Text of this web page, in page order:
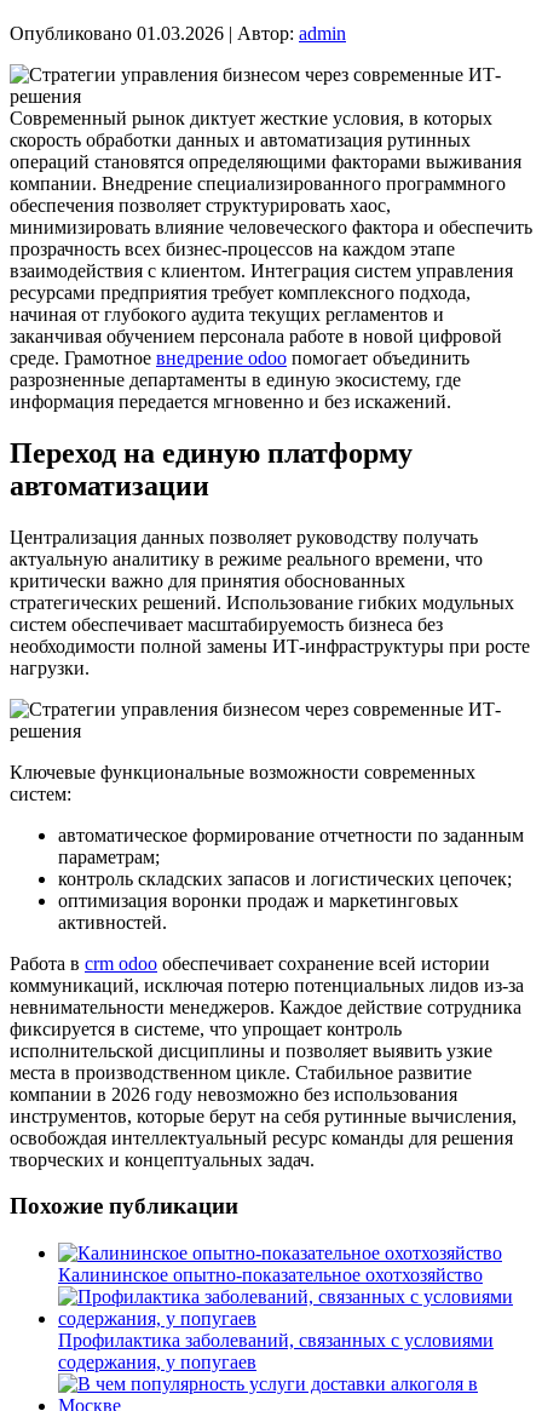
Опубликовано 01.03.2026 | Автор: admin
Современный рынок диктует жесткие условия, в которых
скорость обработки данных и автоматизация рутинных
операций становятся определяющими факторами выживания
компании. Внедрение специализированного программного
обеспечения позволяет структурировать хаос,
минимизировать влияние человеческого фактора и обеспечить
прозрачность всех бизнес-процессов на каждом этапе
взаимодействия с клиентом. Интеграция систем управления
ресурсами предприятия требует комплексного подхода,
начиная от глубокого аудита текущих регламентов и
заканчивая обучением персонала работе в новой цифровой
среде. Грамотное внедрение odoo помогает объединить
разрозненные департаменты в единую экосистему, где
информация передается мгновенно и без искажений.
Переход на единую платформу
автоматизации
Централизация данных позволяет руководству получать
актуальную аналитику в режиме реального времени, что
критически важно для принятия обоснованных
стратегических решений. Использование гибких модульных
систем обеспечивает масштабируемость бизнеса без
необходимости полной замены ИТ-инфраструктуры при росте
нагрузки.
Ключевые функциональные возможности современных
систем:
автоматическое формирование отчетности по заданным
параметрам;
контроль складских запасов и логистических цепочек;
оптимизация воронки продаж и маркетинговых
активностей.
Работа в crm odoo обеспечивает сохранение всей истории
коммуникаций, исключая потерю потенциальных лидов из-за
невнимательности менеджеров. Каждое действие сотрудника
фиксируется в системе, что упрощает контроль
исполнительской дисциплины и позволяет выявить узкие
места в производственном цикле. Стабильное развитие
компании в 2026 году невозможно без использования
инструментов, которые берут на себя рутинные вычисления,
освобождая интеллектуальный ресурс команды для решения
творческих и концептуальных задач.
Похожие публикации
Калининское опытно-показательное охотхозяйство
Профилактика заболеваний, связанных с условиями
содержания, у попугаев